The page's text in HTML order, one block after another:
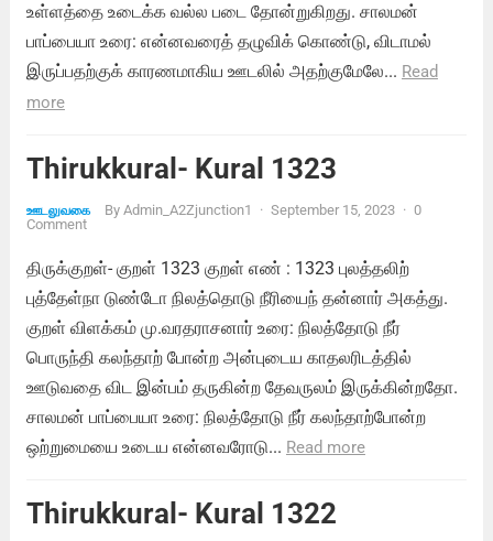
உள்ளத்தை உடைக்க வல்ல படை தோன்றுகிறது. சாலமன்
பாப்பையா உரை: என்னவரைத் தழுவிக் கொண்டு, விடாமல்
இருப்பதற்குக் காரணமாகிய ஊடலில் அதற்குமேலே... Read
more
Thirukkural- Kural 1323
ஊடலுவகை By Admin_A2Zjunction1 · September 15, 2023 · 0
Comment
திருக்குறள்- குறள் 1323 குறள் எண் : 1323 புலத்தலிற்
புத்தேள்நா டுண்டோ நிலத்தொடு நீரியைந் தன்னார் அகத்து.
குறள் விளக்கம் மு.வரதராசனார் உரை: நிலத்தோடு நீர்
பொருந்தி கலந்தாற் போன்ற அன்புடைய காதலரிடத்தில்
ஊடுவதை விட இன்பம் தருகின்ற தேவருலம் இருக்கின்றதோ.
சாலமன் பாப்பையா உரை: நிலத்தோடு நீர் கலந்தாற்போன்ற
ஒற்றுமையை உடைய என்னவரோடு... Read more
Thirukkural- Kural 1322